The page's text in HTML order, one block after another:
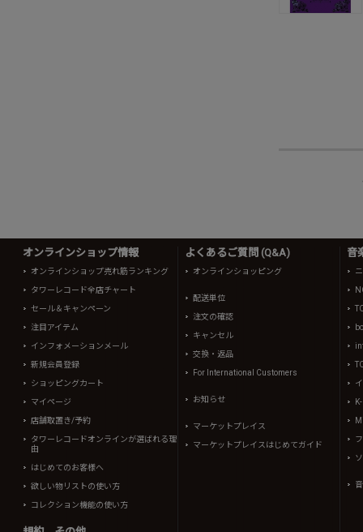
オンラインショップ情報
オンラインショップ売れ筋ランキング
タワーレコード全店チャート
セール＆キャンペーン
注目アイテム
インフォメーションメール
新規会員登録
ショッピングカート
マイページ
店舗取置き/予約
タワーレコードオンラインが選ばれる理
由
はじめてのお客様へ
欲しい物リストの使い方
コレクション機能の使い方
よくあるご質問 (Q&A)
オンラインショッピング
配送単位
注文の確認
キャンセル
交換・返品
For International Customers
お知らせ
マーケットプレイス
マーケットプレイスはじめてガイド
音